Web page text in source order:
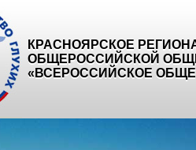
КРАСНОЯРСКОЕ
ОБЩЕРОССИЙСКОЙ
«ВСЕРОССИЙСКОЕ